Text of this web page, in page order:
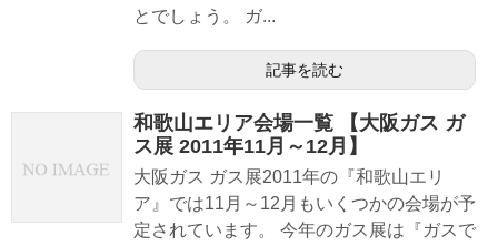
とでしょう。 ガ...
記事を読む
和歌山エリア会場一覧 【大阪ガス ガ
ス展 2011年11月～12月】
大阪ガス ガス展2011年の『和歌山エリ
ア』では11月～12月もいくつかの会場が予
定されています。 今年のガス展は『ガスで